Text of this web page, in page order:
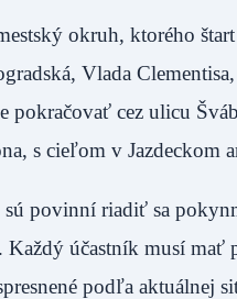
okruh, ktorého
Vlada
pokračovať cez ulicu
s cieľom v Jazdeckom
povinní riadiť sa
účastník musí mať
podľa aktuálnej